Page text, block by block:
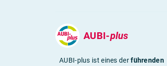
AUBI-plus
AUBI-plus ist eines derführenden